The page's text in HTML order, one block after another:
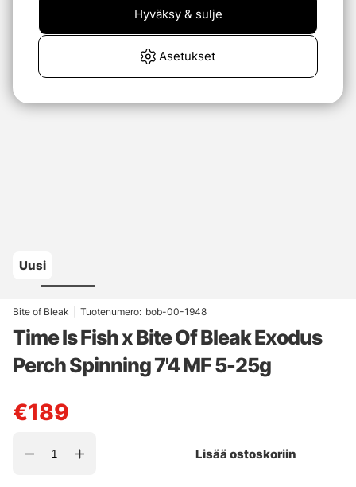
Uusi
Bite of Bleak Tuotenumero: bob-00-1948
Time Is Fish x Bite Of Bleak Exodus
Perch Spinning 7'4 MF 5-25g
€189
Lisää ostoskoriin
Asetukset
Hyväksy & sulje